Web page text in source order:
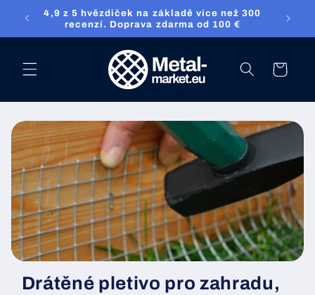
Přejděte přímo
na obsah
4,9 z 5 hvězdiček na základě více než 300
recenzí. Doprava zdarma od 100 €
nákupní
košík
Drátěné pletivo pro zahradu,